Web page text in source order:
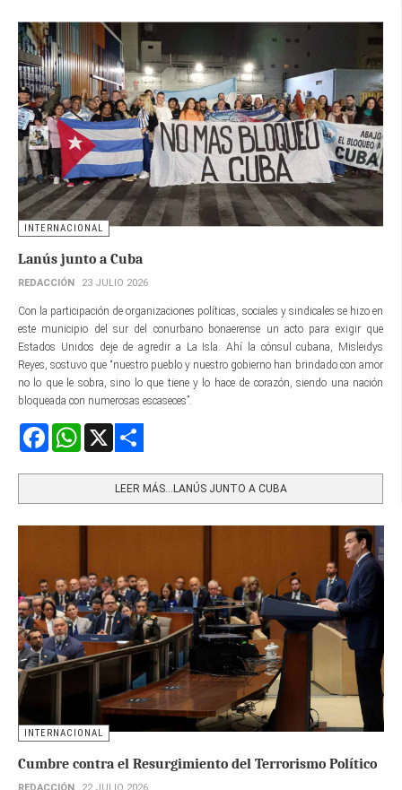
INTERNACIONAL
Lanús junto a Cuba
REDACCIÓN 23 JULIO 2026
Con la participación de organizaciones políticas, sociales y sindicales se hizo en
este municipio del sur del conurbano bonaerense un acto para exigir que
Estados Unidos deje de agredir a La Isla. Ahí la cónsul cubana, Misleidys
Reyes, sostuvo que “nuestro pueblo y nuestro gobierno han brindado con amor
no lo que le sobra, sino lo que tiene y lo hace de corazón, siendo una nación
bloqueada con numerosas escaseces”.
FacebookWhatsApp
LEER MÁS…LANÚS JUNTO A CUBA
INTERNACIONAL
Cumbre contra el Resurgimiento del Terrorismo Político
REDACCIÓN 22 JULIO 2026